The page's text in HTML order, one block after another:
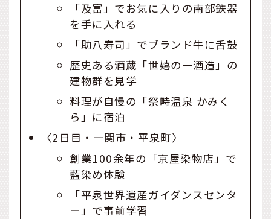
「及富」でお気に入りの南部鉄器
を手に入れる
「助八寿司」でブランド牛に舌鼓
歴史ある酒蔵「世嬉の一酒造」の
建物群を見学
料理が自慢の「祭畤温泉 かみく
ら」に宿泊
〈2日目・一関市・平泉町〉
創業100余年の「京屋染物店」で
藍染め体験
「平泉世界遺産ガイダンスセンタ
ー」で事前学習